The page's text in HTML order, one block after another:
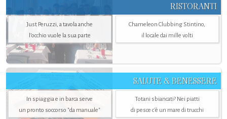
RISTORANTI
Just Peruzzi, a tavola anche
l’occhio vuole la sua parte
Chameleon Clubbing Stintino,
il locale dai mille volti
SALUTE & BENESSERE
In spiaggia e in barca serve
un pronto soccorso "da manuale"
Totani sbiancati? Nei piatti
di pesce c'è un mare di trucchi